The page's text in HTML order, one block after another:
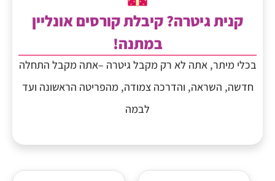
קנית גיטרה? קיבלת קורסים אונליין
במתנה!
בכלי מיתר, אתה לא רק מקבל גיטרה –אתה מקבל התחלה
חדשה, השראה, והדרכה צמודה, מהפריטה הראשונה ועד
לבמה